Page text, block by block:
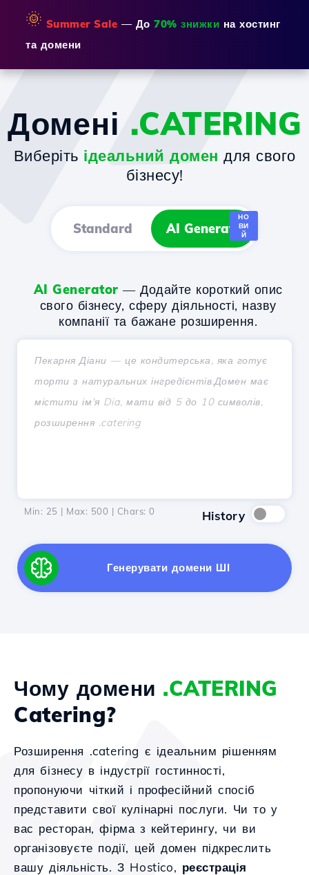
🌞 Summer Sale — До 70% знижки на хостинг
та домени
Домені .CATERING
Виберіть ідеальний домен для свого
бізнесу!
Standard AI Generator
НО
ВИ
Й
AI Generator — Додайте короткий опис
свого бізнесу, сферу діяльності, назву
компанії та бажане розширення.
Min: 25 | Max: 500 | Chars: 0 History
Генерувати домени ШІ
Чому домени .CATERING
Catering?
Розширення .catering є ідеальним рішенням
для бізнесу в індустрії гостинності,
пропонуючи чіткий і професійний спосіб
представити свої кулінарні послуги. Чи то у
вас ресторан, фірма з кейтерингу, чи ви
організовуєте події, цей домен підкреслить
вашу діяльність. З Hostico, реєстрація